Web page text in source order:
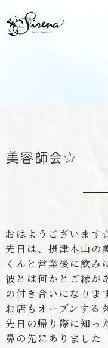
美容師会☆
おはようございま
先日は、摂津本山
くんと営業後に飲み
彼とは何かとご縁が
の付き合いになりま
お店もオープンする
先日の帰り際に知っ
鼻の先にありました